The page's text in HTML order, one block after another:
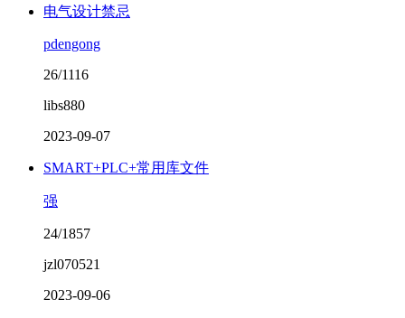
电气设计禁忌
pdengong
26/1116
libs880
2023-09-07
SMART+PLC+常用库文件
强
24/1857
jzl070521
2023-09-06